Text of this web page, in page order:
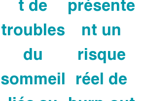
t de
troubles
du
sommeil
présente
nt un
risque
réel de